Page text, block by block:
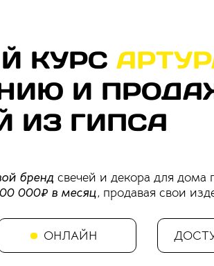
ОНЛАЙН
КУРС
И
ИЗ ГИПСА
бренд свечей и декора для дома
000₽ в месяц, продавая свои